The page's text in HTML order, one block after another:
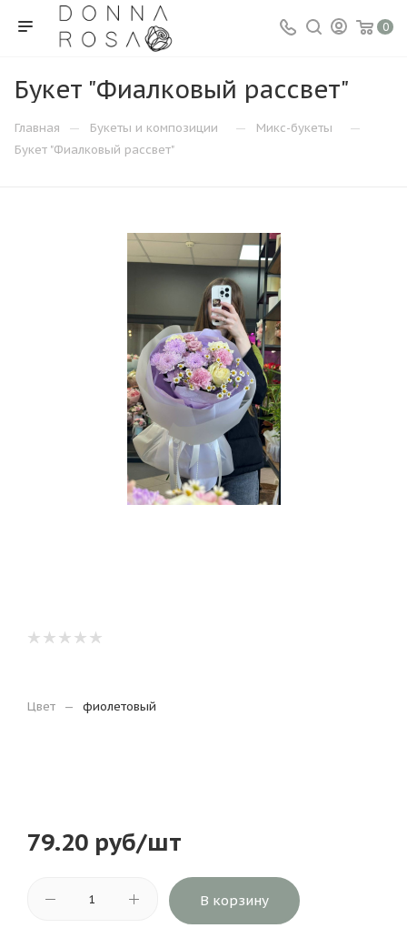
0
Букет "Фиалковый рассвет"
Главная — Букеты и композиции — Микс-букеты —
Букет "Фиалковый рассвет"
Цвет — фиолетовый
79.20 руб/шт
В корзину